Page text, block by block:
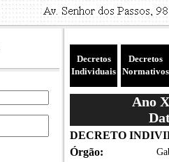
Decretos
Individuais
Decretos
Normativos
Ano
DECRETO
Órgão: